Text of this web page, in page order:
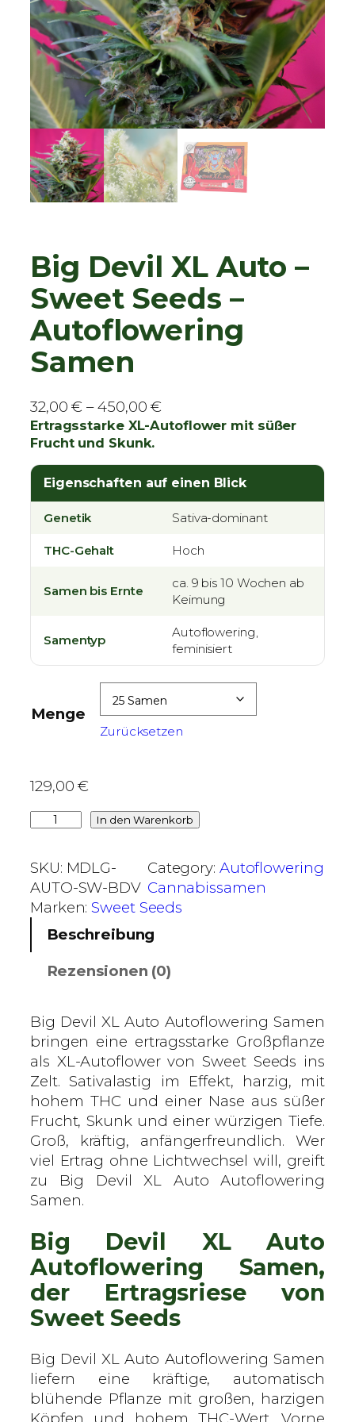
Big Devil XL Auto –
Sweet Seeds –
Autoflowering
Samen
32,00€ –450,00€
r
i
s
s
2
,
0
s
5
0
,
€
Ertragsstarke XL-Autoflower mit süßer
Frucht und Skunk.
Eigenschaften auf einen Blick
Genetik Sativa-dominant
THC-Gehalt Hoch
Samen bis Ernte
ca. 9 bis 10 Wochen ab
Keimung
Samentyp
Autoflowering,
feminisiert
Menge
Zurücksetzen
129,00€
g
D
e
v
A
u
t
o
–
S
w
e
e
t
e
e
d
s
–
u
t
o
f
In den Warenkorb
SKU: MDLG-
AUTO-SW-BDV
Category: Autoflowering
Cannabissamen
Marken:Sweet Seeds
Beschreibung
Rezensionen (0)
Big Devil XL Auto Autoflowering Samen
bringen eine ertragsstarke Großpflanze
als XL-Autoflower von Sweet Seeds ins
Zelt. Sativalastig im Effekt, harzig, mit
hohem THC und einer Nase aus süßer
Frucht, Skunk und einer würzigen Tiefe.
Groß, kräftig, anfängerfreundlich. Wer
viel Ertrag ohne Lichtwechsel will, greift
zu Big Devil XL Auto Autoflowering
Samen.
Big Devil XL Auto
Autoflowering Samen,
der Ertragsriese von
Sweet Seeds
Big Devil XL Auto Autoflowering Samen
liefern eine kräftige, automatisch
blühende Pflanze mit großen, harzigen